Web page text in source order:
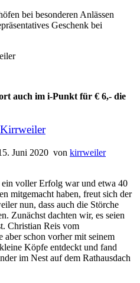
bei besonderen Anlässen
Geschenk bei
auch im i-Punkt für € 6,- die
Juni 2020 von kirrweiler
voller Erfolg war und etwa 40
mitgemacht haben, freut sich der
nun, dass auch die Störche
Zunächst dachten wir, es seien
Christian Reis vom
aber schon vorher mit seinem
Köpfe entdeckt und fand
im Nest auf dem Rathausdach